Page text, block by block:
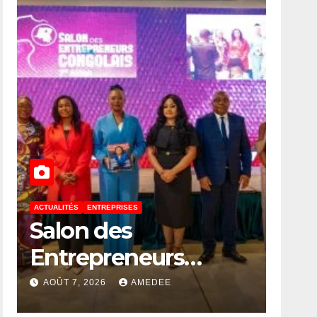
ACTUALITÉS ENTREPRISES
Salon des
Entrepreneurs
Congolais 2026 : la
DG de l’ANAPI
AOÛT 7, 2026 AMEDEE